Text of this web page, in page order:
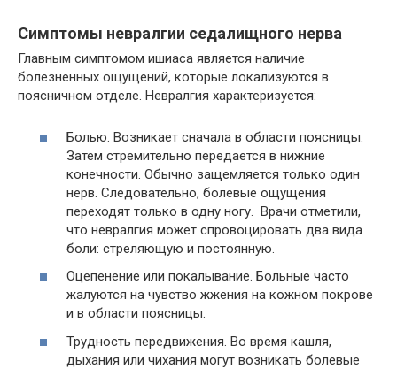
Симптомы невралгии седалищного нерва
Главным симптомом ишиаса является наличие
болезненных ощущений, которые локализуются в
поясничном отделе. Невралгия характеризуется:
Болью. Возникает сначала в области поясницы.
Затем стремительно передается в нижние
конечности. Обычно защемляется только один
нерв. Следовательно, болевые ощущения
переходят только в одну ногу. Врачи отметили,
что невралгия может спровоцировать два вида
боли: стреляющую и постоянную.
Оцепенение или покалывание. Больные часто
жалуются на чувство жжения на кожном покрове
и в области поясницы.
Трудность передвижения. Во время кашля,
дыхания или чихания могут возникать болевые